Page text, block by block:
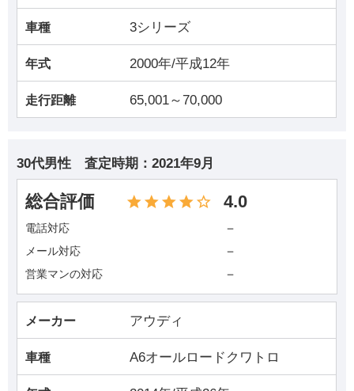
車種 3シリーズ
年式 2000年/平成12年
走行距離 65,001～70,000
30代男性 査定時期： 2021年9月
総合評価 4.0
電話対応 －
メール対応 －
営業マンの対応 －
メーカー アウディ
車種 A6オールロードクワトロ